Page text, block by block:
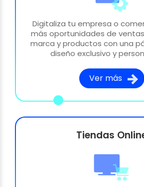
Digitaliza tu empresa o
más oportunidades de
marca y productos con una
diseño exclusivo y
Ver más
Tiendas